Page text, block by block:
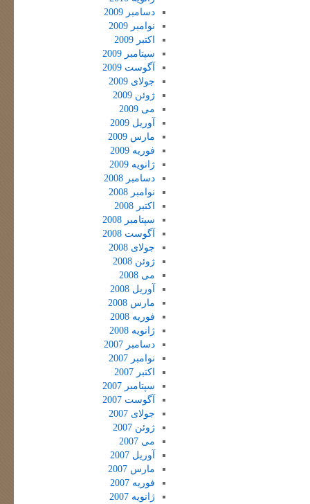
دسامبر 2009
نوامبر 2009
اکتبر 2009
سپتامبر 2009
آگوست 2009
جولای 2009
ژوئن 2009
می 2009
آوریل 2009
مارس 2009
فوریه 2009
ژانویه 2009
دسامبر 2008
نوامبر 2008
اکتبر 2008
سپتامبر 2008
آگوست 2008
جولای 2008
ژوئن 2008
می 2008
آوریل 2008
مارس 2008
فوریه 2008
ژانویه 2008
دسامبر 2007
نوامبر 2007
اکتبر 2007
سپتامبر 2007
آگوست 2007
جولای 2007
ژوئن 2007
می 2007
آوریل 2007
مارس 2007
فوریه 2007
ژانویه 2007